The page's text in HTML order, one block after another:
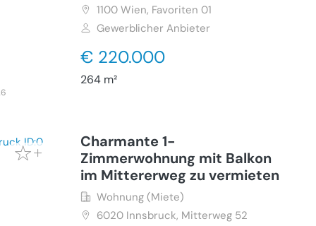
1100 Wien, Favoriten 01
Gewerblicher Anbieter
€ 220.000
264 m²
Charmante 1-
Zimmerwohnung mit Balkon
im Mittererweg zu vermieten
Wohnung (Miete)
6020 Innsbruck, Mitterweg 52